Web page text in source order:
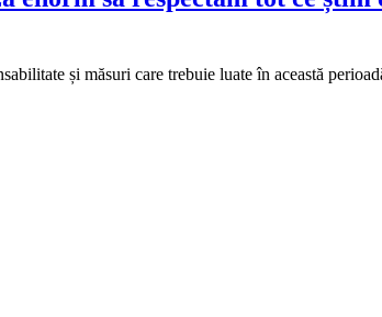
și măsuri care trebuie luate în această